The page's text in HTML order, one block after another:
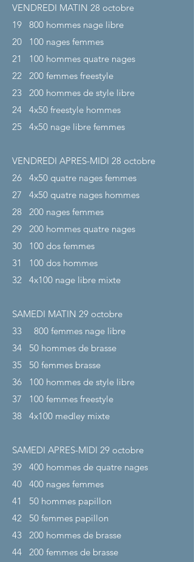
VENDREDI MATIN 28 octobre
19
800 hommes nage libre
20
100 nages femmes
21
100 hommes quatre nages
22
200 femmes freestyle
23
200 hommes de style libre
24
4x50 freestyle hommes
25
4x50 nage libre femmes
VENDREDI APRES-MIDI 28 octobre
26
4x50 quatre nages femmes
27
4x50 quatre nages hommes
28
200 nages femmes
29
200 hommes quatre nages
30
100 dos femmes
31
100 dos hommes
32
4x100 nage libre mixte
SAMEDI MATIN 29 octobre
33
800 femmes nage libre
34
50 hommes de brasse
35
50 femmes brasse
36
100 hommes de style libre
37
100 femmes freestyle
38
4x100 medley mixte
SAMEDI APRES-MIDI 29 octobre
39
400 hommes de quatre nages
40
400 nages femmes
41
50 hommes papillon
42
50 femmes papillon
43
200 hommes de brasse
44
200 femmes de brasse